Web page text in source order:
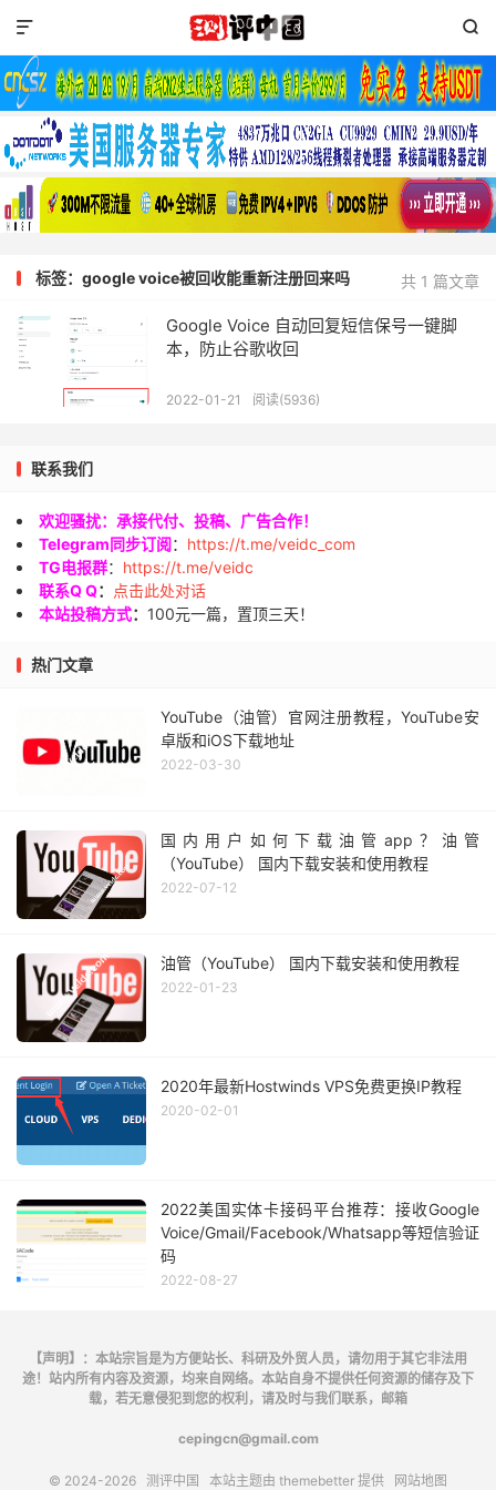


共 1 篇文章
标签：google voice被回收能重新注册回来吗
Google Voice 自动回复短信保号一键脚
本，防止谷歌收回
2022-01-21 阅读(5936)
联系我们
欢迎骚扰：承接代付、投稿、广告合作！
Telegram同步订阅： https://t.me/veidc_com
TG电报群： https://t.me/veidc
联系Q Q：
点击此处对话
本站投稿方式： 100元一篇，置顶三天！
热门文章
YouTube（油管）官网注册教程，YouTube安
卓版和iOS下载地址
2022-03-30
国内用户如何下载油管app？油管
（YouTube） 国内下载安装和使用教程
2022-07-12
油管（YouTube） 国内下载安装和使用教程
2022-01-23
2020年最新Hostwinds VPS免费更换IP教程
2020-02-01
2022美国实体卡接码平台推荐：接收Google
Voice/Gmail/Facebook/Whatsapp等短信验证
码
2022-08-27
【声明】：本站宗旨是为方便站长、科研及外贸人员，请勿用于其它非法用
途！站内所有内容及资源，均来自网络。本站自身不提供任何资源的储存及下
载，若无意侵犯到您的权利，请及时与我们联系，邮箱
cepingcn@gmail.com
© 2024-2026 测评中国 本站主题由 themebetter 提供 网站地图